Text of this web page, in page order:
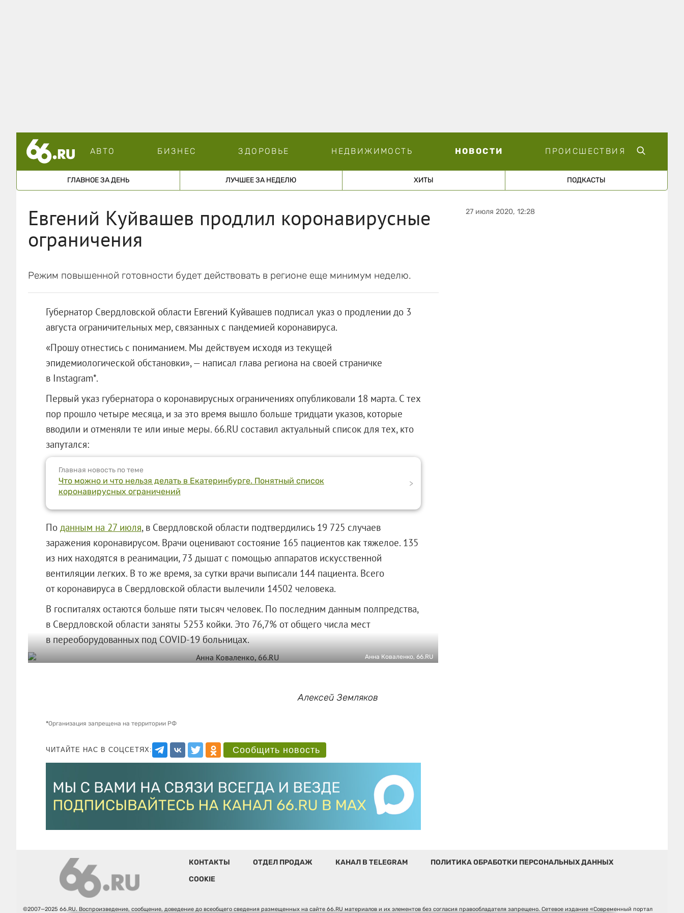
АВТО БИЗНЕС ЗДОРОВЬЕ НЕДВИЖИМОСТЬ НОВОСТИ ПРОИСШЕСТВИЯ
ГЛАВНОЕ ЗА ДЕНЬ ЛУЧШЕЕ ЗА НЕДЕЛЮ ХИТЫ ПОДКАСТЫ
Евгений Куйвашев продлил коронавирусные
ограничения
Режим повышенной готовности будет действовать в регионе еще минимум неделю.
Губернатор Свердловской области Евгений Куйвашев подписал указ о продлении до 3
августа ограничительных мер, связанных с пандемией коронавируса.
«Прошу отнестись с пониманием. Мы действуем исходя из текущей
эпидемиологической обстановки», — написал глава региона на своей страничке
в Instagram*.
Первый указ губернатора о коронавирусных ограничениях опубликовали 18 марта. С тех
пор прошло четыре месяца, и за это время вышло больше тридцати указов, которые
вводили и отменяли те или иные меры. 66.RU составил актуальный список для тех, кто
запутался:
Главная новость по теме
Что можно и что нельзя делать в Екатеринбурге. Понятный список
коронавирусных ограничений
>
По данным на 27 июля, в Свердловской области подтвердились 19 725 случаев
заражения коронавирусом. Врачи оценивают состояние 165 пациентов как тяжелое. 135
из них находятся в реанимации, 73 дышат с помощью аппаратов искусственной
вентиляции легких. В то же время, за сутки врачи выписали 144 пациента. Всего
от коронавируса в Свердловской области вылечили 14502 человека.
В госпиталях остаются больше пяти тысяч человек. По последним данным полпредства,
в Свердловской области заняты 5253 койки. Это 76,7% от общего числа мест
в переоборудованных под COVID-19 больницах.
Анна Коваленко, 66.RU
Алексей Земляков
*Организация запрещена на территории РФ
ЧИТАЙТЕ НАС В СОЦСЕТЯХ: Сообщить новость
27 июля 2020, 12:28
КОНТАКТЫ ОТДЕЛ ПРОДАЖ КАНАЛ В TELEGRAM
ПОЛИТИКА ОБРАБОТКИ ПЕРСОНАЛЬНЫХ ДАННЫХ
COOKIE
©2007—2025 66.RU. Воспроизведение, сообщение, доведение до всеобщего сведения размещенных на сайте 66.RU материалов и их элементов без согласия правообладателя запрещено. Сетевое издание «Современный портал